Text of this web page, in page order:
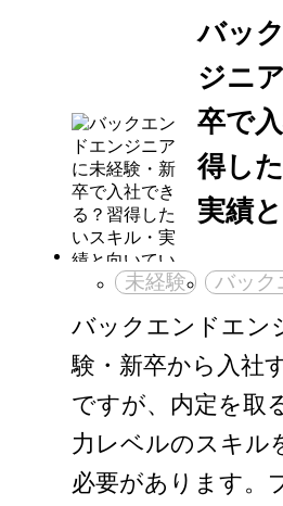
バッ
ジニ
卒で
得し
実績
未経験 バック
バックエンドエン
験・新卒から入社
ですが、内定を取
力レベルのスキル
必要があります。